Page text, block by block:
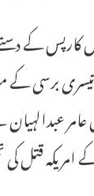
کارپس کے
برسی کے
کے امریکہ قتل